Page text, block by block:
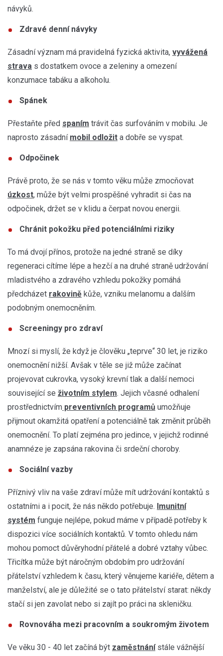
návyků.
Zdravé denní návyky
Zásadní význam má pravidelná fyzická aktivita, vyvážená
strava s dostatkem ovoce a zeleniny a omezení
konzumace tabáku a alkoholu.
Spánek
Přestaňte před spaním trávit čas surfováním v mobilu. Je
naprosto zásadní mobil odložit a dobře se vyspat.
Odpočinek
Právě proto, že se nás v tomto věku může zmocňovat
úzkost, může být velmi prospěšné vyhradit si čas na
odpočinek, držet se v klidu a čerpat novou energii.
Chránit pokožku před potenciálními riziky
To má dvojí přínos, protože na jedné straně se díky
regeneraci cítíme lépe a hezčí a na druhé straně udržování
mladistvého a zdravého vzhledu pokožky pomáhá
předcházet rakovině kůže, vzniku melanomu a dalším
podobným onemocněním.
Screeningy pro zdraví
Mnozí si myslí, že když je člověku „teprve“ 30 let, je riziko
onemocnění nižší. Avšak v těle se již může začínat
projevovat cukrovka, vysoký krevní tlak a další nemoci
související se životním stylem. Jejich včasné odhalení
prostřednictvím preventivních programů umožňuje
přijmout okamžitá opatření a potenciálně tak změnit průběh
onemocnění. To platí zejména pro jedince, v jejichž rodinné
anamnéze je zapsána rakovina či srdeční choroby.
Sociální vazby
Příznivý vliv na vaše zdraví může mít udržování kontaktů s
ostatními a i pocit, že nás někdo potřebuje. Imunitní
systém funguje nejlépe, pokud máme v případě potřeby k
dispozici více sociálních kontaktů. V tomto ohledu nám
mohou pomoct důvěryhodní přátelé a dobré vztahy vůbec.
Třicítka může být náročným obdobím pro udržování
přátelství vzhledem k času, který věnujeme kariéře, dětem a
manželství, ale je důležité se o tato přátelství starat: někdy
stačí si jen zavolat nebo si zajít po práci na skleničku.
Rovnováha mezi pracovním a soukromým životem
Ve věku 30 - 40 let začíná být zaměstnánístále vážnější